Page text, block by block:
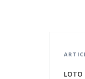
LOTO